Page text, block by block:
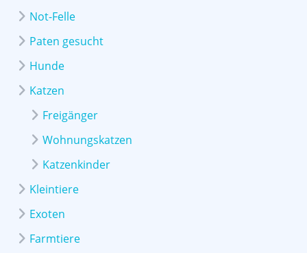
Not-Felle
Paten gesucht
Hunde
Katzen
Freigänger
Wohnungskatzen
Katzenkinder
Kleintiere
Exoten
Farmtiere